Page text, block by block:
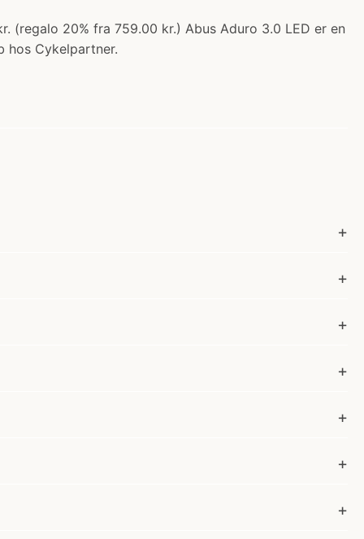
(regalo 20% fra 759.00 kr.) Abus Aduro 3.0 LED er en
hos Cykelpartner.